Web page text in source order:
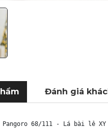
Đánh giá
Pangoro 68/111 - Lá bài lẻ